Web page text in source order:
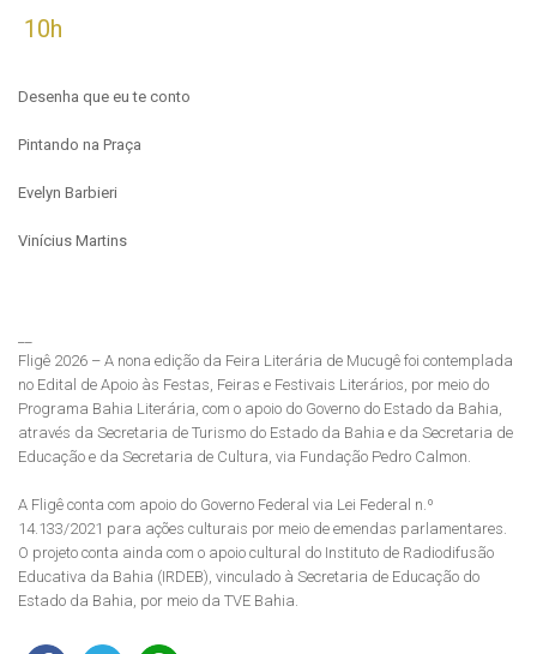
10h
Desenha que eu te conto
Pintando na Praça
Evelyn Barbieri
Vinícius Martins
Fligê 2026 – A nona edição da Feira Literária de Mucugê foi contemplada
no Edital de Apoio às Festas, Feiras e Festivais Literários, por meio do
Programa Bahia Literária, com o apoio do Governo do Estado da Bahia,
através da Secretaria de Turismo do Estado da Bahia e da Secretaria de
Educação e da Secretaria de Cultura, via Fundação Pedro Calmon.
A Fligê conta com apoio do Governo Federal via Lei Federal n.º
14.133/2021 para ações culturais por meio de emendas parlamentares.
O projeto conta ainda com o apoio cultural do Instituto de Radiodifusão
Educativa da Bahia (IRDEB), vinculado à Secretaria de Educação do
Estado da Bahia, por meio da TVE Bahia.